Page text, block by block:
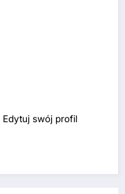
Edytuj swój profil